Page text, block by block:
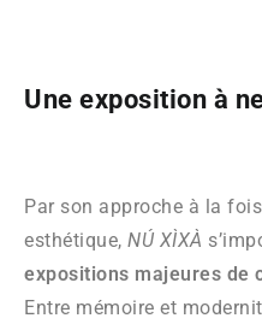
Une exposition à
Par son approche à la
esthétique, NÚ XÌXÀ
expositions majeures de
Entre mémoire et